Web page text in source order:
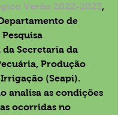
Verão 2022-2023,
de
Secretaria da
Produção
(Seapi).
analisa as condições
ocorridas no